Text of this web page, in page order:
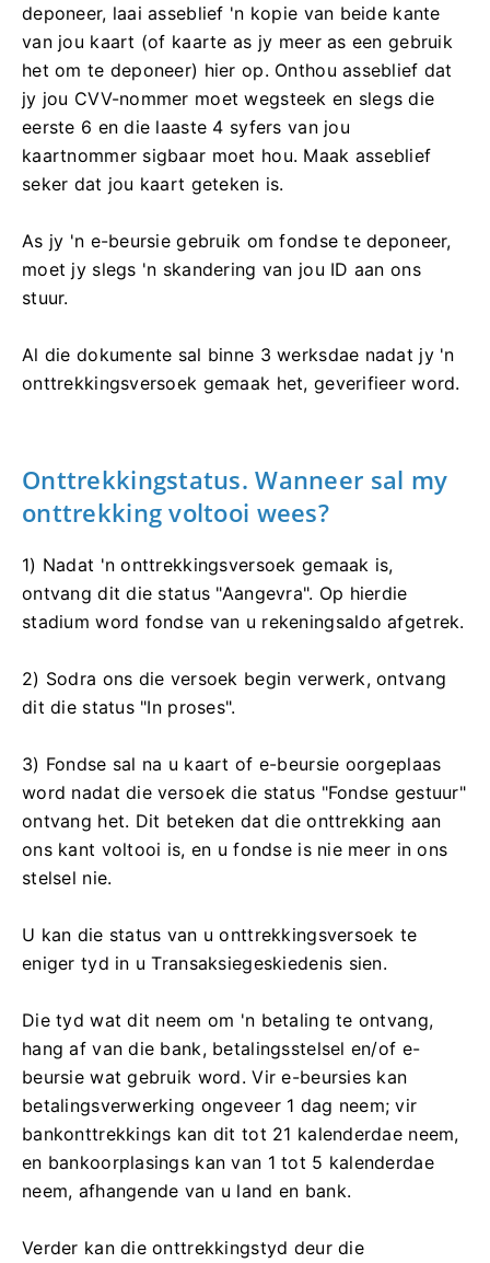
deponeer, laai asseblief 'n kopie van beide kante
van jou kaart (of kaarte as jy meer as een gebruik
het om te deponeer) hier op. Onthou asseblief dat
jy jou CVV-nommer moet wegsteek en slegs die
eerste 6 en die laaste 4 syfers van jou
kaartnommer sigbaar moet hou. Maak asseblief
seker dat jou kaart geteken is.
As jy 'n e-beursie gebruik om fondse te deponeer,
moet jy slegs 'n skandering van jou ID aan ons
stuur.
Al die dokumente sal binne 3 werksdae nadat jy 'n
onttrekkingsversoek gemaak het, geverifieer word.
Onttrekkingstatus. Wanneer sal my
onttrekking voltooi wees?
1) Nadat 'n onttrekkingsversoek gemaak is,
ontvang dit die status "Aangevra". Op hierdie
stadium word fondse van u rekeningsaldo afgetrek.
2) Sodra ons die versoek begin verwerk, ontvang
dit die status "In proses".
3) Fondse sal na u kaart of e-beursie oorgeplaas
word nadat die versoek die status "Fondse gestuur"
ontvang het. Dit beteken dat die onttrekking aan
ons kant voltooi is, en u fondse is nie meer in ons
stelsel nie.
U kan die status van u onttrekkingsversoek te
eniger tyd in u Transaksiegeskiedenis sien.
Die tyd wat dit neem om 'n betaling te ontvang,
hang af van die bank, betalingsstelsel en/of e-
beursie wat gebruik word. Vir e-beursies kan
betalingsverwerking ongeveer 1 dag neem; vir
bankonttrekkings kan dit tot 21 kalenderdae neem,
en bankoorplasings kan van 1 tot 5 kalenderdae
neem, afhangende van u land en bank.
Verder kan die onttrekkingstyd deur die